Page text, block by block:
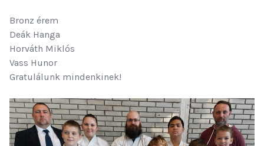
Bronz érem
Deák Hanga
Horváth Miklós
Vass Hunor
Gratulálunk mindenkinek!